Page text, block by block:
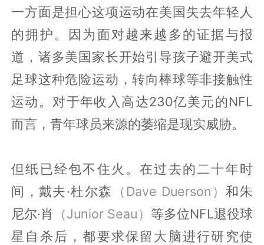
一方面是担心这项运动在美国失去年轻人
的拥护。因为面对越来越多的证据与报
道，诸多美国家长开始引导孩子避开美式
足球这种危险运动，转向棒球等非接触性
运动。对于年收入高达230亿美元的NFL
而言，青年球员来源的萎缩是现实威胁。
但纸已经包不住火。在过去的二十年时
间，戴夫·杜尔森
（Dave Duerson）和朱
尼尔·肖
（Junior Seau） 等多位NFL退役球
星自杀后，都要求保留大脑进行研究使